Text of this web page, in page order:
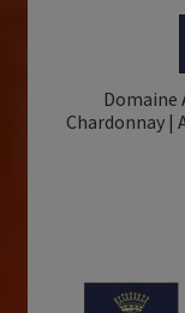
Domaine
Chardonnay |